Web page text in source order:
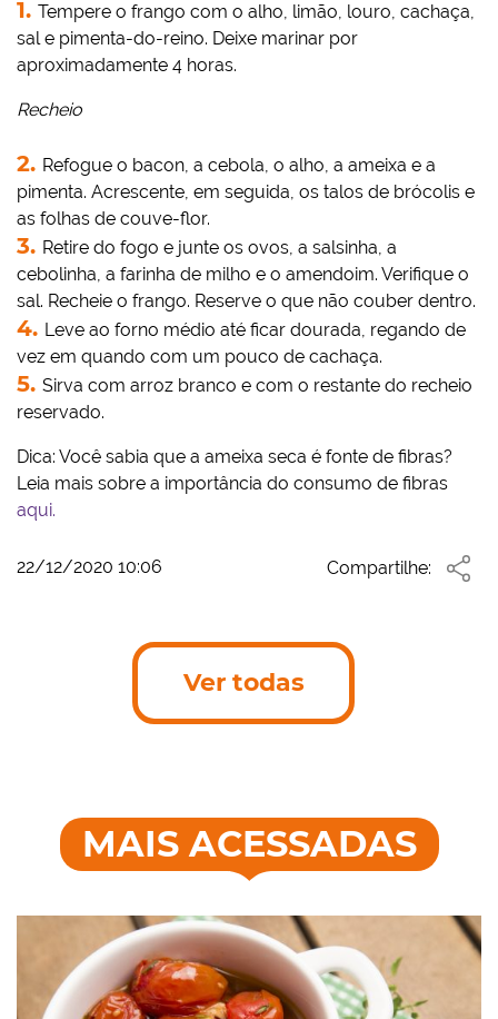
Tempere o frango com o alho, limão, louro, cachaça,
sal e pimenta-do-reino. Deixe marinar por
aproximadamente 4 horas.
Recheio
Refogue o bacon, a cebola, o alho, a ameixa e a
pimenta. Acrescente, em seguida, os talos de brócolis e
as folhas de couve-flor.
Retire do fogo e junte os ovos, a salsinha, a
cebolinha, a farinha de milho e o amendoim. Verifique o
sal. Recheie o frango. Reserve o que não couber dentro.
Leve ao forno médio até ficar dourada, regando de
vez em quando com um pouco de cachaça.
Sirva com arroz branco e com o restante do recheio
reservado.
Dica: Você sabia que a ameixa seca é fonte de fibras?
Leia mais sobre a importância do consumo de fibras
aqui.
22/12/2020 10:06 Compartilhe:
Ver todas
MAIS ACESSADAS